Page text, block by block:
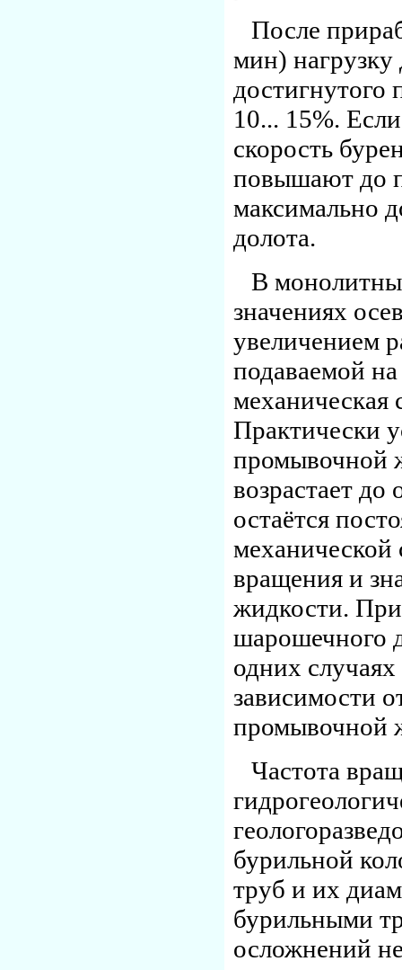
После
мин) нагрузку
10... 15%.
скорость
повышают до
максимально
долота.
В
значениях
увеличением
подаваемой
механическая
Практически
промывочной
возрастает до
остаётся
механической
вращения и
жидкости.
шарошечного
одних
зависимости
промывочной
Частота
бурильной
труб и их
бурильными
осложнений